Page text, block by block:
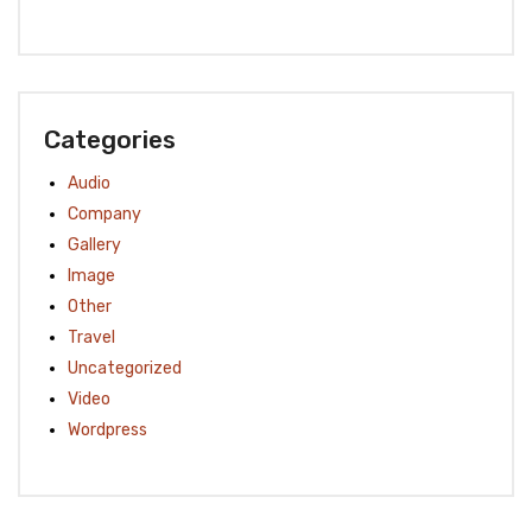
Categories
Audio
Company
Gallery
Image
Other
Travel
Uncategorized
Video
Wordpress